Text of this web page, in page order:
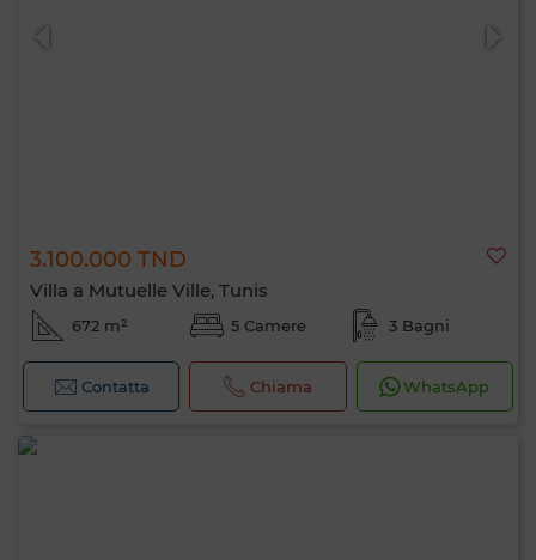
3.100.000 TND
Villa a Mutuelle Ville, Tunis
672 m² 5 Camere 3 Bagni
Contatta Chiama WhatsApp